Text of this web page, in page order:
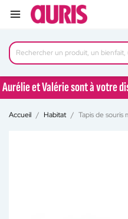
Aurélie et Valérie sont à votre
question
Aurélie et Valérie sont à votre
Accueil Habitat Tapis de souris